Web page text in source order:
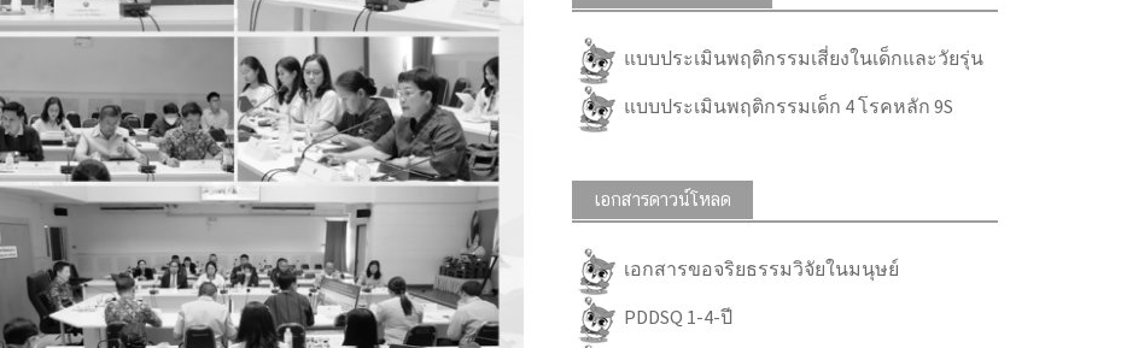
แบบประเมินพฤติกรรมเสี่ยงในเด็กและวัยรุ่น
แบบประเมินพฤติกรรมเด็ก 4 โรคหลัก 9S
เอกสารดาวน์โหลด
เอกสารขอจริยธรรมวิจัยในมนุษย์
PDDSQ 1-4-ปี